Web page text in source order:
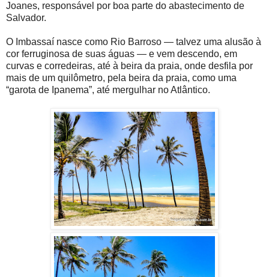
Joanes, responsável por boa parte do abastecimento de
Salvador.
O Imbassaí nasce como Rio Barroso — talvez uma alusão à
cor ferruginosa de suas águas — e vem descendo, em
curvas e corredeiras, até à beira da praia, onde desfila por
mais de um quilômetro, pela beira da praia, como uma
“garota de Ipanema”, até mergulhar no Atlântico.